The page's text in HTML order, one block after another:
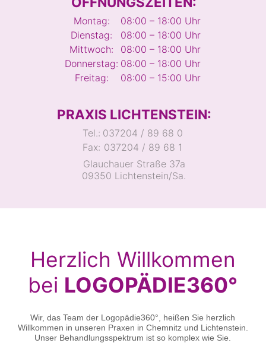
Montag:
08:00 – 18:00 Uhr
Dienstag:
08:00 – 18:00 Uhr
Mittwoch:
08:00 – 18:00 Uhr
Donnerstag: 08:00 – 18:00 Uhr
Freitag:
08:00 – 15:00 Uhr
PRAXIS LICHTENSTEIN:
Tel.: 037204 / 89 68 0
Fax: 037204 / 89 68 1
Glauchauer Straße 37a
09350 Lichtenstein/Sa.
Herzlich Willkommen
bei LOGOPÄDIE360°
Wir, das Team der Logopädie360°, heißen Sie herzlich
Willkommen in unseren Praxen in Chemnitz und Lichtenstein.
Unser Behandlungsspektrum ist so komplex wie Sie.